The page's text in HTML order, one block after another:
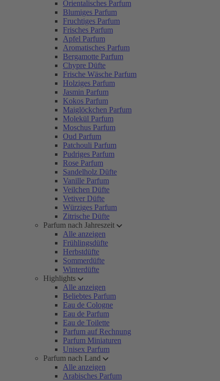
Orientalisches Parfum
Blumiges Parfum
Fruchtiges Parfum
Frisches Parfum
Apfel Parfum
Aromatisches Parfum
Bergamotte Parfum
Chypre Düfte
Frische Wäsche Parfum
Holziges Parfum
Jasmin Parfum
Kokos Parfum
Maiglöckchen Parfum
Molekül Parfum
Moschus Parfum
Oud Parfum
Patchouli Parfum
Pudriges Parfum
Rose Parfum
Sandelholz Düfte
Vanille Parfum
Veilchen Düfte
Vetiver Düfte
Würziges Parfum
Zitrische Düfte
Parfum nach Jahreszeit
Alle anzeigen
Frühlingsdüfte
Herbstdüfte
Sommerdüfte
Winterdüfte
Highlights
Alle anzeigen
Beliebtes Parfum
Eau de Cologne
Eau de Parfum
Eau de Toilette
Parfum auf Rechnung
Parfum Miniaturen
Unisex Parfum
Parfum nach Land
Alle anzeigen
Arabisches Parfum